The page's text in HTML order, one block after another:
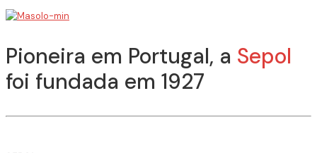
Pioneira em Portugal, a Sepol
foi fundada em 1927